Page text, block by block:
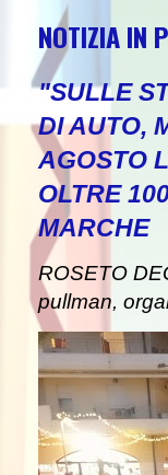
NOTIZIA IN
"SULLE
DI AUTO,
AGOSTO
OLTRE
MARCHE
ROSETO
pullman,